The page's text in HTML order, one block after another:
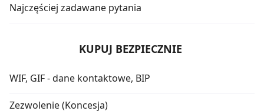
Najczęściej zadawane pytania
KUPUJ BEZPIECZNIE
WIF, GIF - dane kontaktowe, BIP
Zezwolenie (Koncesja)